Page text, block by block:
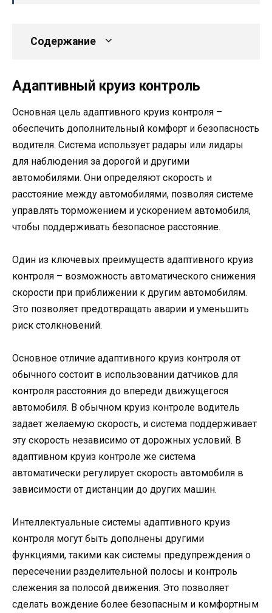
Содержание
Адаптивный круиз контроль
Основная цель адаптивного круиз контроля –
обеспечить дополнительный комфорт и безопасность
водителя. Система использует радары или лидары
для наблюдения за дорогой и другими
автомобилями. Они определяют скорость и
расстояние между автомобилями, позволяя системе
управлять торможением и ускорением автомобиля,
чтобы поддерживать безопасное расстояние.
Один из ключевых преимуществ адаптивного круиз
контроля – возможность автоматического снижения
скорости при приближении к другим автомобилям.
Это позволяет предотвращать аварии и уменьшить
риск столкновений.
Основное отличие адаптивного круиз контроля от
обычного состоит в использовании датчиков для
контроля расстояния до впереди движущегося
автомобиля. В обычном круиз контроле водитель
задает желаемую скорость, и система поддерживает
эту скорость независимо от дорожных условий. В
адаптивном круиз контроле же система
автоматически регулирует скорость автомобиля в
зависимости от дистанции до других машин.
Интеллектуальные системы адаптивного круиз
контроля могут быть дополнены другими
функциями, такими как системы предупреждения о
пересечении разделительной полосы и контроль
слежения за полосой движения. Это позволяет
сделать вождение более безопасным и комфортным